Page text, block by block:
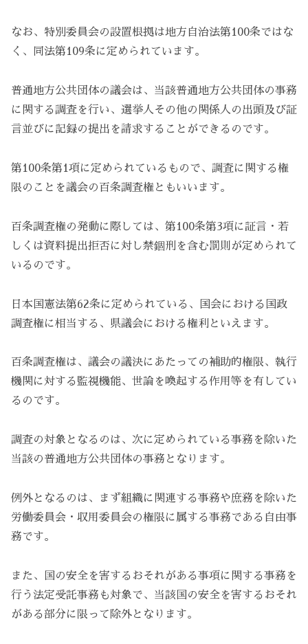
なお、特別委員会の設置根拠は地方自治法第100条ではな
く、同法第109条に定められています。
普通地方公共団体の議会は、当該普通地方公共団体の事務
に関する調査を行い、選挙人その他の関係人の出頭及び証
言並びに記録の提出を請求することができるのです。
第100条第1項に定められているもので、調査に関する権
限のことを議会の百条調査権ともいいます。
百条調査権の発動に際しては、第100条第3項に証言・若
しくは資料提出拒否に対し禁錮刑を含む罰則が定められて
いるのです。
日本国憲法第62条に定められている、国会における国政
調査権に相当する、県議会における権利といえます。
百条調査権は、議会の議決にあたっての補助的権限、執行
機関に対する監視機能、世論を喚起する作用等を有してい
るのです。
調査の対象となるのは、次に定められている事務を除いた
当該の普通地方公共団体の事務となります。
例外となるのは、まず組織に関連する事務や庶務を除いた
労働委員会・収用委員会の権限に属する事務である自由事
務です。
また、国の安全を害するおそれがある事項に関する事務を
行う法定受託事務も対象で、当該国の安全を害するおそれ
がある部分に限って除外となります。